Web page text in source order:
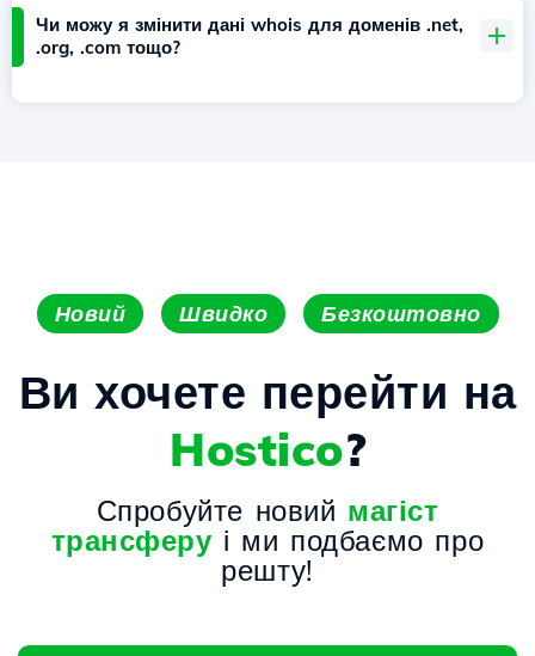
Чи можу я змінити дані whois для доменів .net,
.org, .com тощо?
Новий Швидко Безкоштовно
Ви хочете перейти на
Hostico?
Спробуйте новий магіст
трансферу і ми подбаємо про
решту!